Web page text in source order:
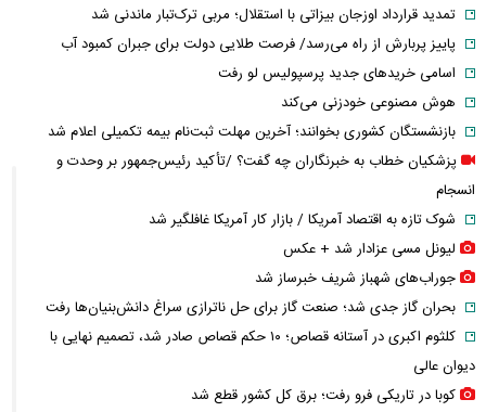
تمدید قرارداد اوزجان بیزاتی با استقلال؛ مربی ترک‌تبار ماندنی شد
پاییز پربارش از راه می‌رسد/ فرصت طلایی دولت برای جبران کمبود آب
اسامی خریدهای جدید پرسپولیس لو رفت
هوش مصنوعی خودزنی می‌کند
بازنشستگان کشوری بخوانند؛ آخرین مهلت ثبت‌نام بیمه تکمیلی اعلام شد
پزشکیان خطاب به خبرنگاران چه گفت؟ /تأکید رئیس‌جمهور بر وحدت و
انسجام
شوک تازه به اقتصاد آمریکا / بازار کار آمریکا غافلگیر شد
لیونل مسی عزادار شد + عکس
جوراب‌های شهباز شریف خبرساز شد
بحران گاز جدی شد؛ صنعت گاز برای حل ناترازی سراغ دانش‌بنیان‌ها رفت
کلثوم اکبری در آستانه قصاص؛ ۱۰ حکم قصاص صادر شد، تصمیم نهایی با
دیوان عالی
کوبا در تاریکی فرو رفت؛ برق کل کشور قطع شد